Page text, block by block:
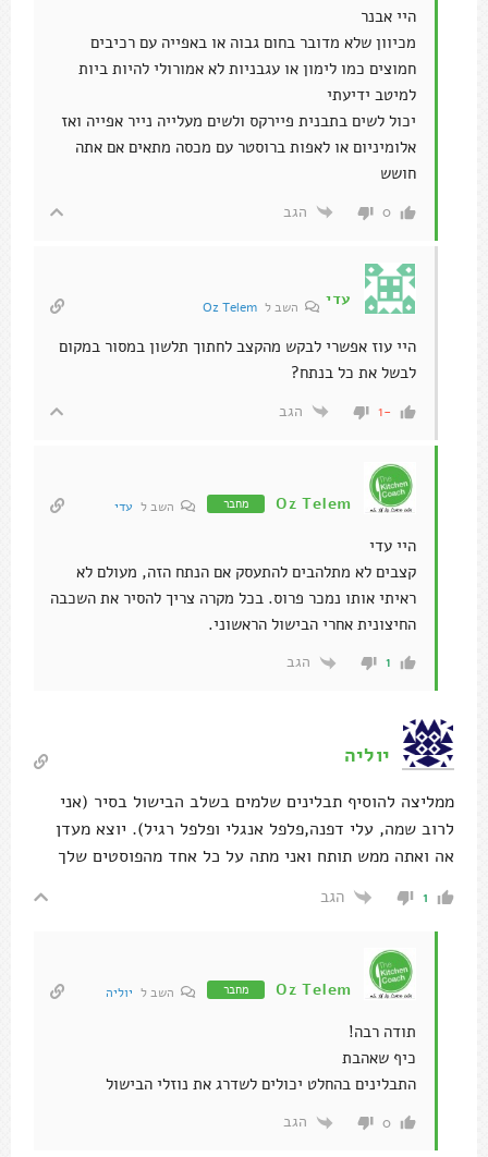
היי אבנר
מכיוון שלא מדובר בחום גבוה או באפייה עם רכיבים
חמוצים כמו לימון או עגבניות לא אמורולי להיות ביות
למיטב ידיעתי
יכול לשים בתבנית פיירקס ולשים מעלייה נייר אפייה ואז
אלומיניום או לאפות ברוסטר עם מכסה מתאים אם אתה
חושש
0 הגב
עדי השב לOz Telem
היי עוז אפשרי לבקש מהקצב לחתוך תלשון במסור במקום
לבשל את כל בנתח?
-1 הגב
Oz Telem מחבר השב ל עדי
היי עדי
קצבים לא מתלהבים להתעסק אם הנתח הזה, מעולם לא
ראיתי אותו נמכר פרוס. בכל מקרה צריך להסיר את השכבה
החיצונית אחרי הבישול הראשוני.
1 הגב
יוליה
ממליצה להוסיף תבלינים שלמים בשלב הבישול בסיר (אני
לרוב שמה, עלי דפנה,פלפל אנגלי ופלפל רגיל). יוצא מעדן
אה ואתה ממש תותח ואני מתה על כל אחד מהפוסטים שלך
1 הגב
Oz Telem מחבר השב ל יוליה
תודה רבה!
כיף שאהבת
התבלינים בהחלט יכולים לשדרג את נוזלי הבישול
0 הגב